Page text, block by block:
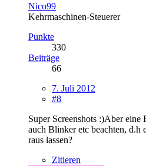
Nico99
Kehrmaschinen-Steuerer
Punkte
330
Beiträge
66
7. Juli 2012
#8
Super Screenshots :)Aber
auch Blinker etc beachten, d.h
raus lassen?
Zitieren